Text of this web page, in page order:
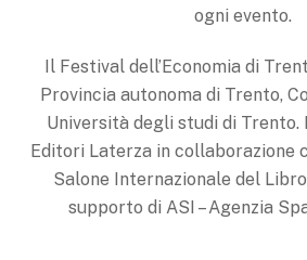
ogni evento.
Il Festival dell’Economia di
Provincia autonoma di Trento,
Università degli studi di
Editori Laterza in collaborazione
Salone Internazionale del
supporto di ASI – Agenzia